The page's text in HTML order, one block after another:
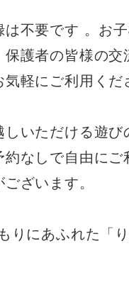
は不要です 。お
護者の皆様の交
軽にご利用くだ
しいただける遊び
約なしで自由にご
ざいます。
りにあふれた「